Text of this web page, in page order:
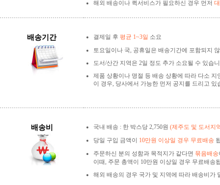
해외 배송이나 퀵서비스가 필요하신 경우 먼저
배송기간 결제일 후 평균 1~3일 소요
토요일이나 국, 공휴일은 배송기간에 포함되지
도서/산간 지역은 2일 정도 추가 소요될 수 있습
제품 상황이나 명절 등 배송 상황에 따라 다소 지
이 경우, 당사에서 가능한 먼저 공지를 드리고 있
배송비 국내 배송 : 한 박스당 2,750원 (제주도 및 도서지
당일 구입 금액이 10만원 이상일 경우 무료배송
주문하신 분의 성함과 목적지가 같다면 묶음배송
이때, 주문 총액이 10만원 이상일 경우 무료배송
해외 배송의 경우 국가 및 지역에 따라 배송비가